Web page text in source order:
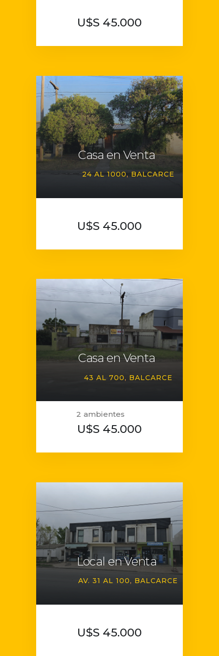
U$S 45.000
Casa en Venta
24 AL 1000 BALCARCE
U$S 45.000
Casa en Venta
43 AL 700 BALCARCE
2 ambientes
U$S 45.000
Local en Venta
AV. 31 AL 100 BALCARCE
U$S 45.000